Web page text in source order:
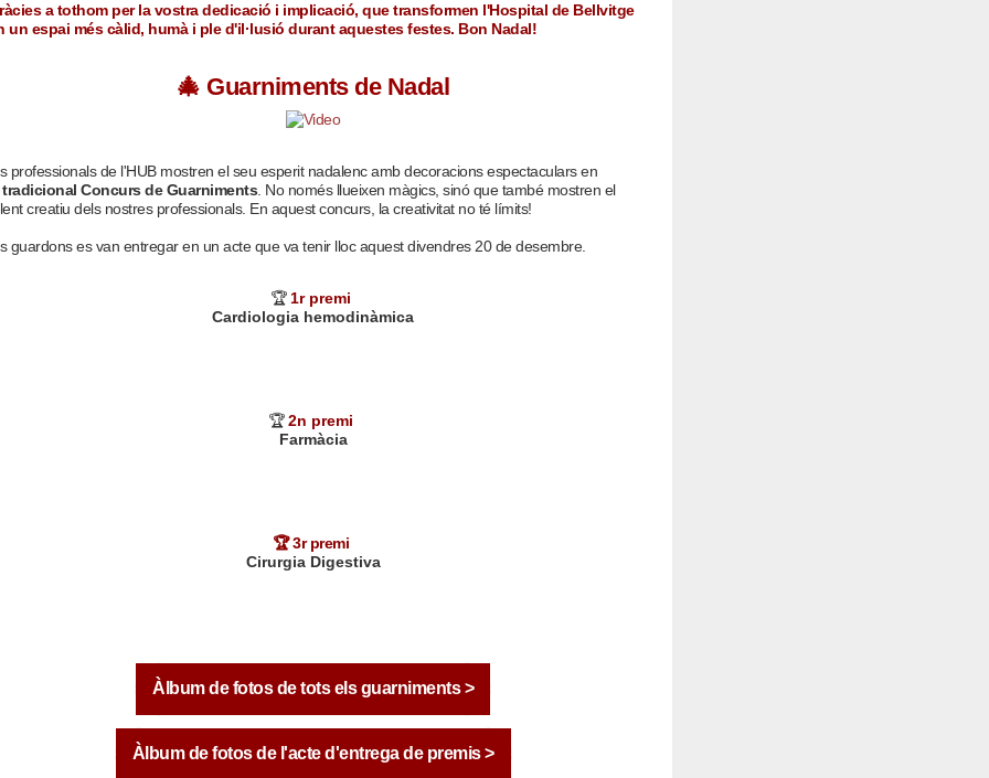
a tothom per la vostra dedicació i implicació, que transformen l'Hospital de Bellvitge
un espai més càlid, humà i ple d'il·lusió durant aquestes festes. Bon Nadal!
🎄 Guarniments de Nadal
professionals de l'HUB mostren el seu esperit nadalenc amb decoracions espectaculars en
tradicional Concurs de Guarniments . No només llueixen màgics, sinó que també mostren el
creatiu dels nostres professionals. En aquest concurs, la creativitat no té límits!
guardons es van entregar en un acte que va tenir lloc aquest divendres 20 de desembre.
🏆 1r premi
Cardiologia hemodinàmica
🏆2n premi
Farmàcia
🏆 3r premi
Cirurgia Digestiva
Àlbum de fotos de tots els guarniments >
Àlbum de fotos de l'acte d'entrega de premis >